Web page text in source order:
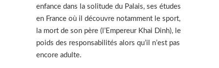
enfance dans la solitude du Palais, ses études
en France où il découvre notamment le sport,
la mort de son père (l’Empereur Khai Dinh), le
poids des responsabilités alors qu’il n’est pas
encore adulte.